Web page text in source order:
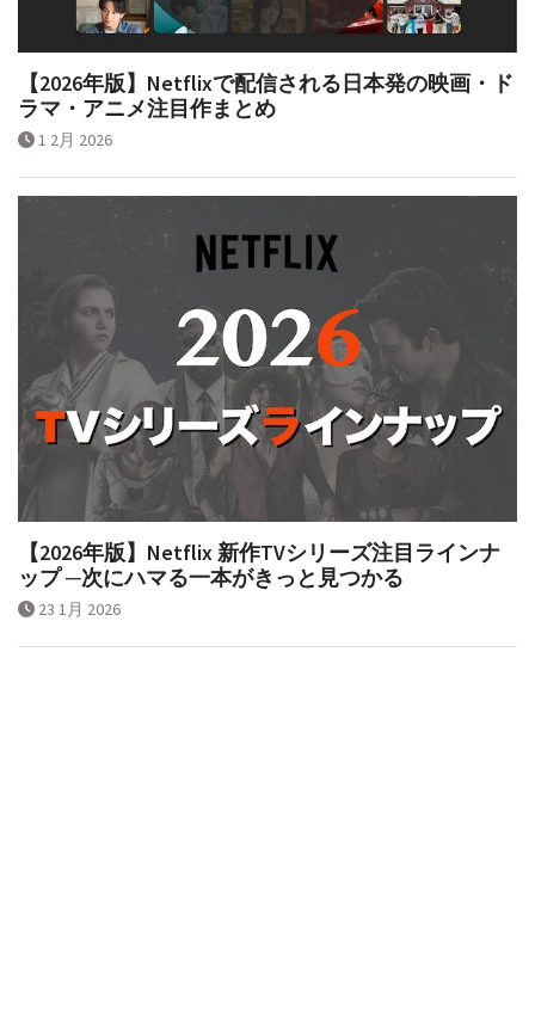
【2026年版】Netflixで配信される日本発の映画・ド
ラマ・アニメ注目作まとめ
1 2月 2026
【2026年版】Netflix 新作TVシリーズ注目ラインナ
ップ ─次にハマる一本がきっと見つかる
23 1月 2026